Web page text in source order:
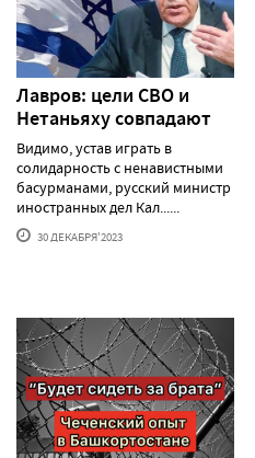
Лавров: цели СВО и
Нетаньяху совпадают
Видимо, устав играть в
солидарность с ненавистными
басурманами, русский министр
иностранных дел Кал......
30 ДЕКАБРЯ'2023